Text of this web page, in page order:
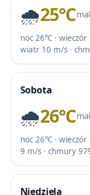
🌧️25℃
noc 26℃ · wieczór
wiatr 10 m/s ·
Sobota
🌧️26℃
noc 26℃ ·
9 m/s · chmury
Niedziela